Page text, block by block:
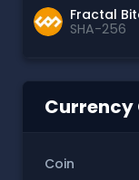
Fractal
SHA-256
Currency
Coin